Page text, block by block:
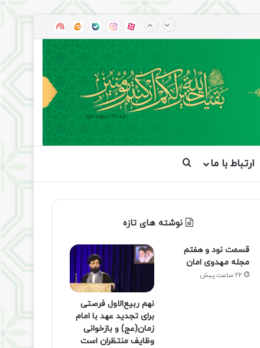
آپاراتاینستاگرام
بله ایتا
ارتباط با ما جستجو برای
نوشته های تازه
قسمت نود و هفتم
مجله مهدوی امان
22 ساعت پیش
نهم ربیع‌الاول فرصتی
برای تجدید عهد با امام
زمان(عج) و بازخوانی
وظایف منتظران است